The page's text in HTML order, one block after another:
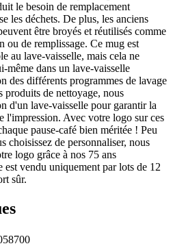
le besoin de remplacement
les déchets. De plus, les anciens
être broyés et réutilisés comme
ou de remplissage. Ce mug est
au lave-vaisselle, mais cela ne
même dans un lave-vaisselle
des différents programmes de lavage
produits de nettoyage, nous
d'un lave-vaisselle pour garantir la
l'impression. Avec votre logo sur ces
pause-café bien méritée ! Peu
choisissez de personnaliser, nous
logo grâce à nos 75 ans
est vendu uniquement par lots de 12
sûr.